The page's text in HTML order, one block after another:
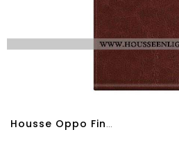
Housse Oppo Find X3 Neo Rabat Vertical Effet Cuir